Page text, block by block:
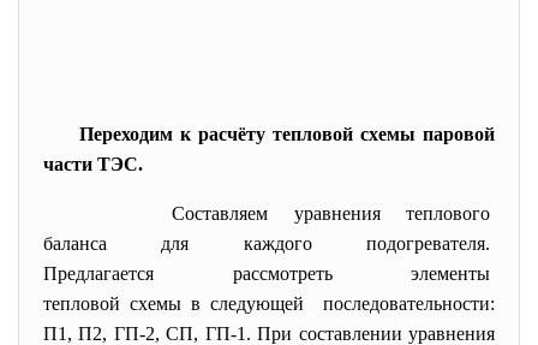
Переходим к расчёту тепловой схемы паровой
части ТЭС.
Составляем уравнения теплового
баланса для каждого подогревателя.
Предлагается рассмотреть элементы
тепловой схемы в следующей последовательности:
П1, П2, ГП-2, СП, ГП-1. При составлении уравнения